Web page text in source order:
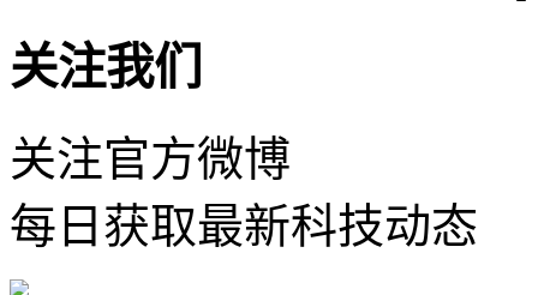
关注我们
关注官方微博
每日获取最新科技动态